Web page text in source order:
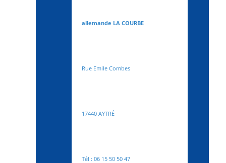
allemande LA COURBE
Rue Emile Combes
17440 AYTRÉ
Tél : 06 15 50 50 47